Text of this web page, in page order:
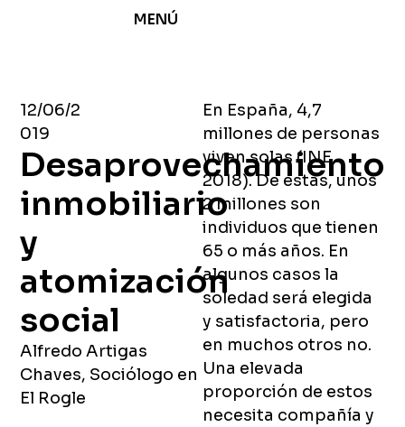
MENÚ
12/06/2
019
Desaprovechamiento
inmobiliario
y
atomización
social
Alfredo Artigas
Chaves, Sociólogo en
El Rogle
En España, 4,7
millones de personas
viven solas (INE,
2018). De estas, unos
2 millones son
individuos que tienen
65 o más años. En
algunos casos la
soledad será elegida
y satisfactoria, pero
en muchos otros no.
Una elevada
proporción de estos
necesita compañía y